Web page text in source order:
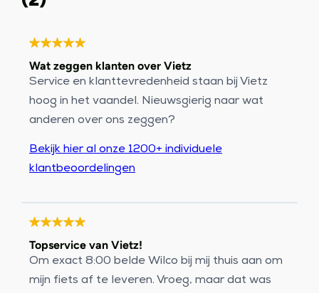
Wat zeggen klanten over Vietz
Service en klanttevredenheid staan bij Vietz
hoog in het vaandel. Nieuwsgierig naar wat
anderen over ons zeggen?
Bekijk hier al onze 1200+ individuele
klantbeoordelingen
Topservice van Vietz!
Om exact 8:00 belde Wilco bij mij thuis aan om
mijn fiets af te leveren. Vroeg, maar dat was